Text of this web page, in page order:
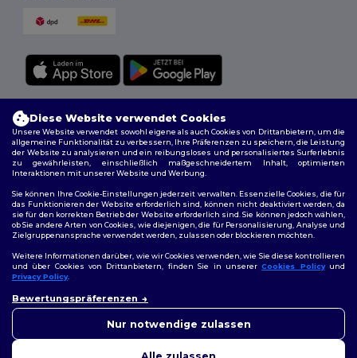
2026. Alle Rechte vorbehalten
Datenschutzbestimmungen |Cookie-Richtlinie|Site Map
Folge uns
Diese Website verwendet Cookies
Unsere Website verwendet sowohl eigene als auch Cookies von Drittanbietern, um die
allgemeine Funktionalität zu verbessern, Ihre Präferenzen zu speichern, die Leistung
der Website zu analysieren und ein reibungsloses und personalisiertes Surferlebnis
zu gewährleisten, einschließlich maßgeschneidertem Inhalt, optimierten
Interaktionen mit unserer Website und Werbung.
Sie können Ihre Cookie-Einstellungen jederzeit verwalten. Essenzielle Cookies, die für
das Funktionieren der Website erforderlich sind, können nicht deaktiviert werden, da
sie für den korrekten Betrieb der Website erforderlich sind. Sie können jedoch wählen,
ob Sie andere Arten von Cookies, wie diejenigen, die für Personalisierung, Analyse und
Zielgruppenansprache verwendet werden, zulassen oder blockieren möchten.
Weitere Informationen darüber, wie wir Cookies verwenden, wie Sie diese kontrollieren
und über Cookies von Drittanbietern, finden Sie in unsererCookies Policyund
Privacy Policy.
Bewertungspräferenzen
Nur notwendige zulassen
Alle zulassen
uns jederzeit kontaktieren.